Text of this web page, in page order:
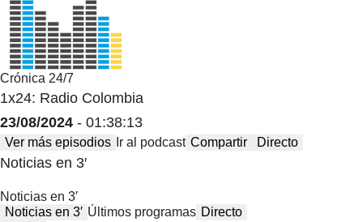
Crónica 24/7
1x24: Radio Colombia
23/08/2024 - 01:38:13
Ver más episodios Ir al podcast Compartir Directo
Noticias en 3′
Noticias en 3′
Noticias en 3′ Últimos programas Directo